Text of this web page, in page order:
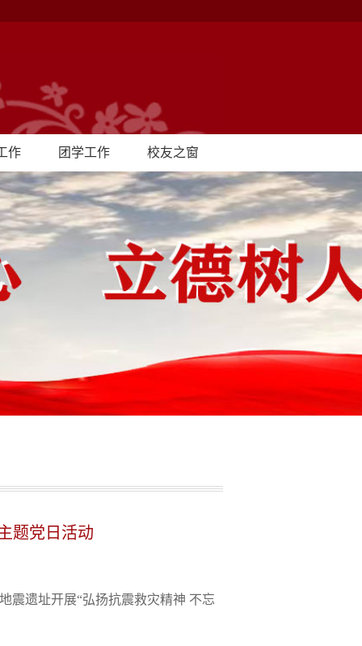
作 团学工作 校友之窗
题党日活动
震遗址开展“弘扬抗震救灾精神 不忘